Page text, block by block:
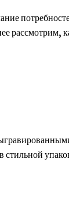
рассмотрим,